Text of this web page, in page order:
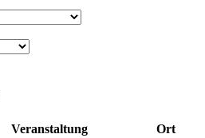
Veranstaltung
Ort